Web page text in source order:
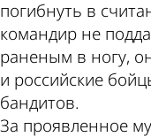
погибнуть в
командир не
раненым в ногу,
и российские
бандитов.
За проявленное